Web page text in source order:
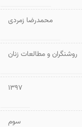
محمدرضا زمردی
روشنگران و مطالعات زنان
1397
سوم